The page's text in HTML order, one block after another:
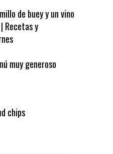
TOMATE AL CAFÉ Y
Recetas y